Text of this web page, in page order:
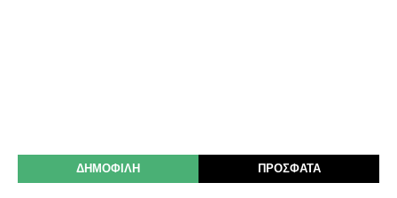
ΔΗΜΟΦΙΛΗ ΠΡΟΣΦΑΤΑ